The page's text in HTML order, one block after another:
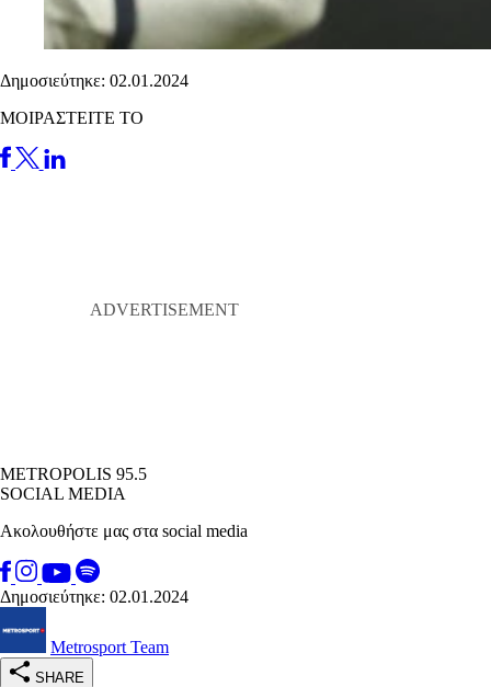
Δημοσιεύτηκε: 02.01.2024
ΜΟΙΡΑΣΤΕΙΤΕ ΤΟ
METROPOLIS 95.5
SOCIAL MEDIA
Ακολουθήστε μας στα social media
Δημοσιεύτηκε: 02.01.2024
Metrosport Team
SHARE